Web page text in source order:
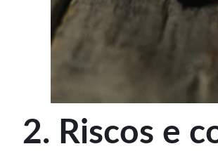
2. Riscos e